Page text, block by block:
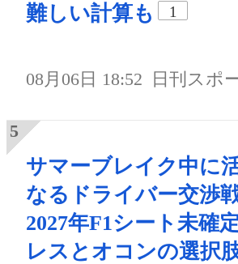
難しい計算も
1
08月06日 18:52 日刊スポ
サマーブレイク中に
なるドライバー交渉戦
2027年F1シート未確
レスとオコンの選択